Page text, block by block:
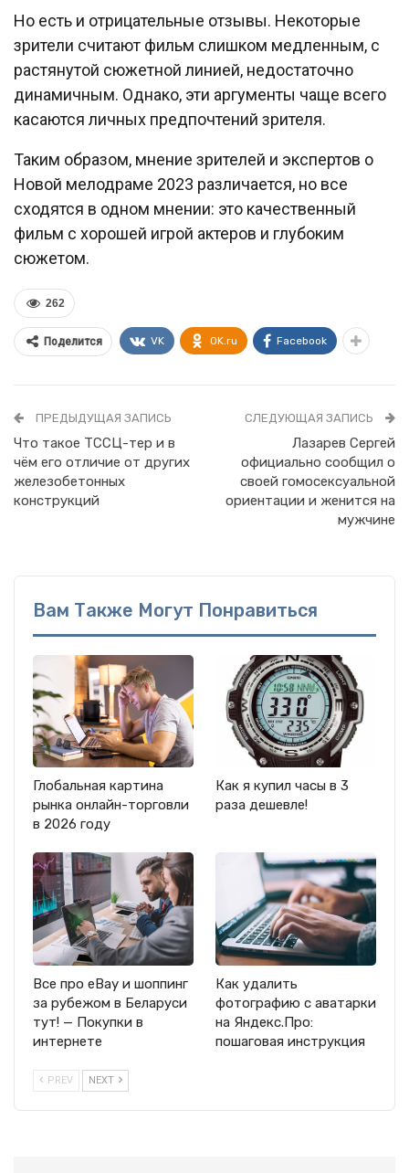
Но есть и отрицательные отзывы. Некоторые
зрители считают фильм слишком медленным, с
растянутой сюжетной линией, недостаточно
динамичным. Однако, эти аргументы чаще всего
касаются личных предпочтений зрителя.
Таким образом, мнение зрителей и экспертов о
Новой мелодраме 2023 различается, но все
сходятся в одном мнении: это качественный
фильм с хорошей игрой актеров и глубоким
сюжетом.
262
Поделится VK OK.ru Facebook
ПРЕДЫДУЩАЯ ЗАПИСЬ
Что такое ТССЦ-тер и в
чём его отличие от других
железобетонных
конструкций
СЛЕДУЮЩАЯ ЗАПИСЬ
Лазарев Сергей
официально сообщил о
своей гомосексуальной
ориентации и женится на
мужчине
Вам Также Могут Понравиться
Глобальная картина
рынка онлайн-торговли
в 2026 году
Как я купил часы в 3
раза дешевле!
Все про eBay и шоппинг
за рубежом в Беларуси
тут! — Покупки в
интернете
Как удалить
фотографию с аватарки
на Яндекс.Про:
пошаговая инструкция
PREV NEXT